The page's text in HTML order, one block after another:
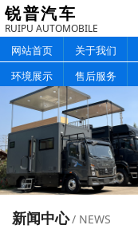
锐普汽车
RUIPU AUTOMOBILE
网站首页 关于我们
环境展示
售后服务
新闻中心/ NEWS